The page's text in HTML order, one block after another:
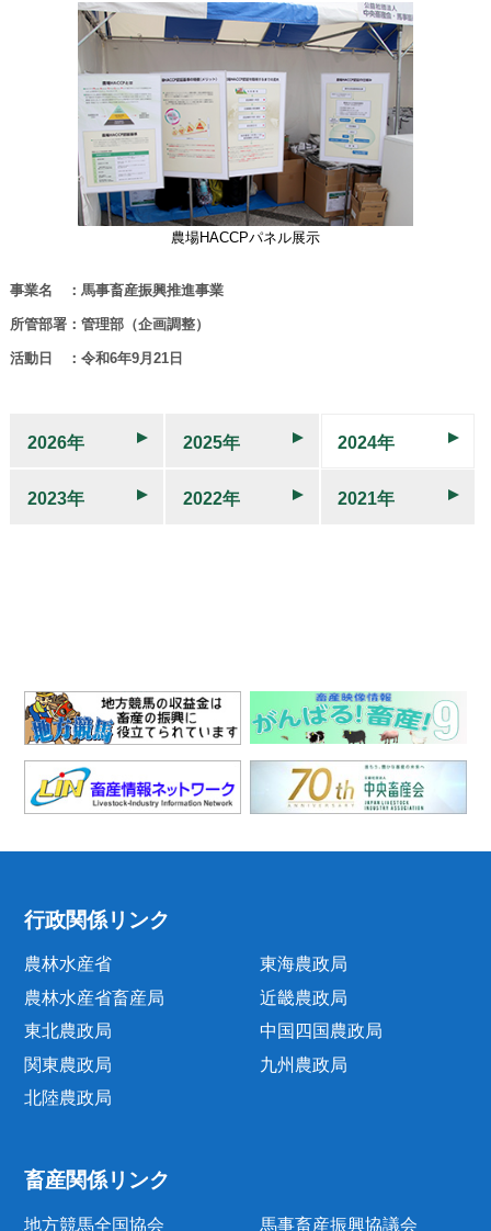
農場HACCPパネル展示
事業名 ：馬事畜産振興推進事業
所管部署：管理部（企画調整）
活動日 ：令和6年9月21日
2026年 2025年 2024年
2023年 2022年 2021年
行政関係リンク
農林水産省
農林水産省畜産局
東北農政局
関東農政局
北陸農政局
東海農政局
近畿農政局
中国四国農政局
九州農政局
畜産関係リンク
地方競馬全国協会 馬事畜産振興協議会